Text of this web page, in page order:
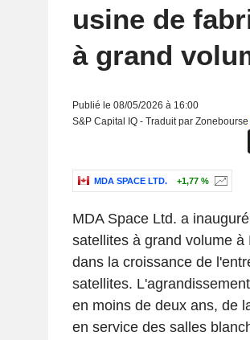
usine de
à grand
Publié le 08/05/2026 à 16:00
S&P Capital IQ - Traduit par Zonebourse
MDA SPACE LTD. +1,77 %
MDA Space Ltd. a
satellites à grand volume
dans la croissance de
satellites.
en moins de deux ans, de
en service des salles